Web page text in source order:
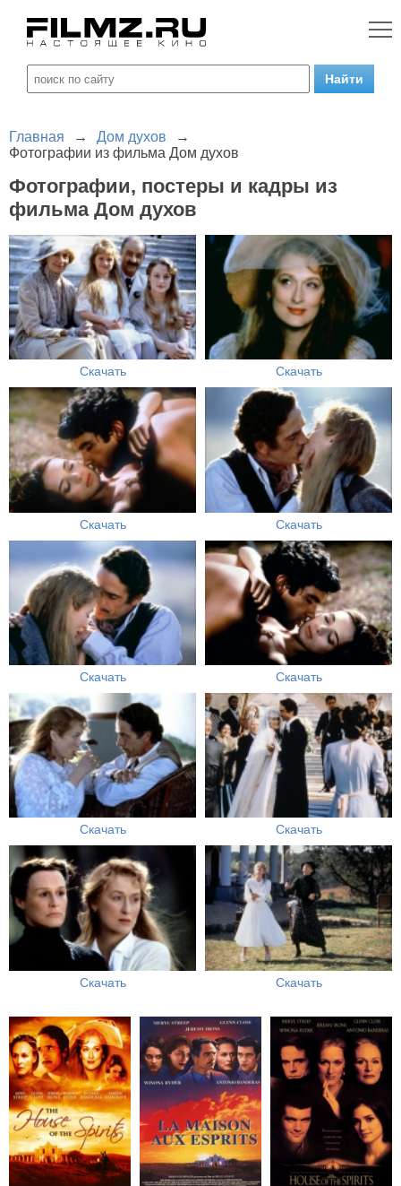
Главная → Дом духов
→
Фотографии из фильма Дом духов
Фотографии, постеры и кадры из
фильма Дом духов
Скачать Скачать
Скачать Скачать
Скачать Скачать
Скачать Скачать
Скачать Скачать